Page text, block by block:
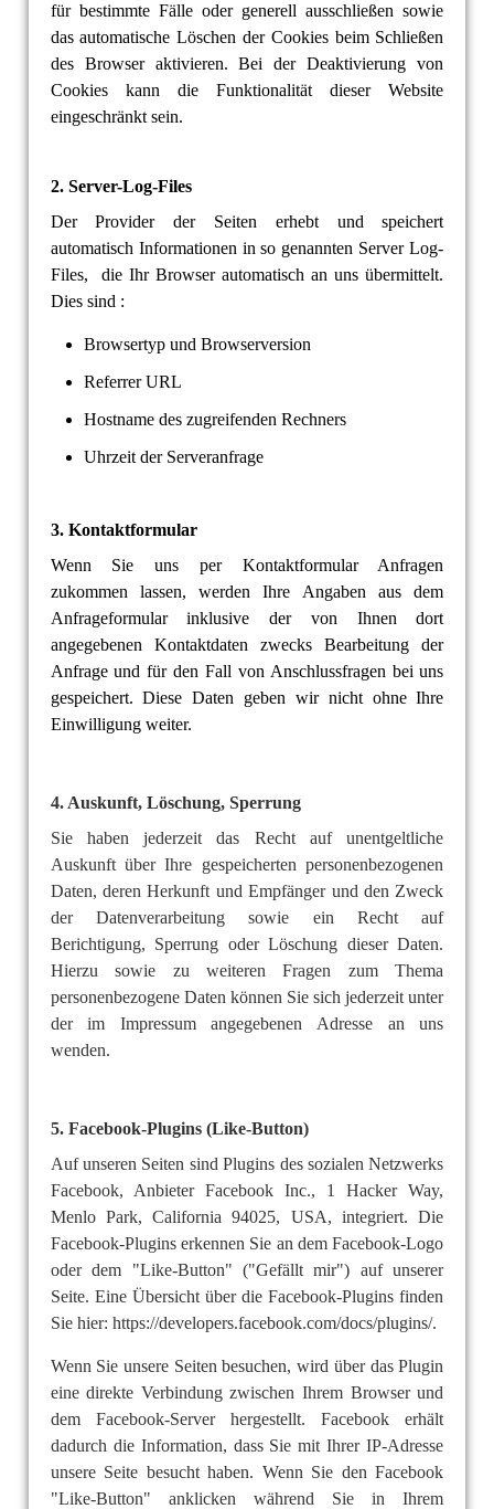
für bestimmte Fälle oder generell ausschließen sowie
das automatische Löschen der Cookies beim Schließen
des Browser aktivieren. Bei der Deaktivierung von
Cookies kann die Funktionalität dieser Website
eingeschränkt sein.
2. Server-Log-Files
Der Provider der Seiten erhebt und speichert
automatisch Informationen in so genannten Server Log-
Files, die Ihr Browser automatisch an uns übermittelt.
Dies sind :
Browsertyp und Browserversion
Referrer URL
Hostname des zugreifenden Rechners
Uhrzeit der Serveranfrage
3. Kontaktformular
Wenn Sie uns per Kontaktformular Anfragen
zukommen lassen, werden Ihre Angaben aus dem
Anfrageformular inklusive der von Ihnen dort
angegebenen Kontaktdaten zwecks Bearbeitung der
Anfrage und für den Fall von Anschlussfragen bei uns
gespeichert. Diese Daten geben wir nicht ohne Ihre
Einwilligung weiter.
4. Auskunft, Löschung, Sperrung
Sie haben jederzeit das Recht auf unentgeltliche
Auskunft über Ihre gespeicherten personenbezogenen
Daten, deren Herkunft und Empfänger und den Zweck
der Datenverarbeitung sowie ein Recht auf
Berichtigung, Sperrung oder Löschung dieser Daten.
Hierzu sowie zu weiteren Fragen zum Thema
personenbezogene Daten können Sie sich jederzeit unter
der im Impressum angegebenen Adresse an uns
wenden.
5. Facebook-Plugins (Like-Button)
Auf unseren Seiten sind Plugins des sozialen Netzwerks
Facebook, Anbieter Facebook Inc., 1 Hacker Way,
Menlo Park, California 94025, USA, integriert. Die
Facebook-Plugins erkennen Sie an dem Facebook-Logo
oder dem "Like-Button" ("Gefällt mir") auf unserer
Seite. Eine Übersicht über die Facebook-Plugins finden
Sie hier: https://developers.facebook.com/docs/plugins/.
Wenn Sie unsere Seiten besuchen, wird über das Plugin
eine direkte Verbindung zwischen Ihrem Browser und
dem Facebook-Server hergestellt. Facebook erhält
dadurch die Information, dass Sie mit Ihrer IP-Adresse
unsere Seite besucht haben. Wenn Sie den Facebook
"Like-Button" anklicken während Sie in Ihrem